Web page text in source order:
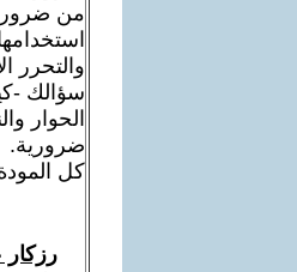
من
والتحرر
سؤالك -
الحوار
ضرورية.
كل المودة
رزكار